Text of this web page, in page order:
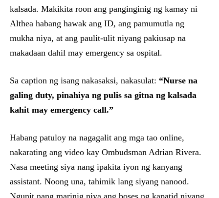
kalsada. Makikita roon ang panginginig ng kamay ni
Althea habang hawak ang ID, ang pamumutla ng
mukha niya, at ang paulit-ulit niyang pakiusap na
makadaan dahil may emergency sa ospital.
Sa caption ng isang nakasaksi, nakasulat: “Nurse na
galing duty, pinahiya ng pulis sa gitna ng kalsada
kahit may emergency call.”
Habang patuloy na nagagalit ang mga tao online,
nakarating ang video kay Ombudsman Adrian Rivera.
Nasa meeting siya nang ipakita iyon ng kanyang
assistant. Noong una, tahimik lang siyang nanood.